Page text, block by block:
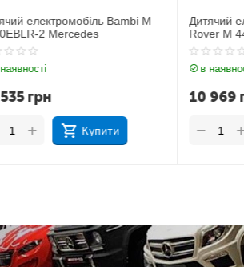
Дитячий електромобіль Джип Land
Rover M 4418EBLR-1
10 969
+